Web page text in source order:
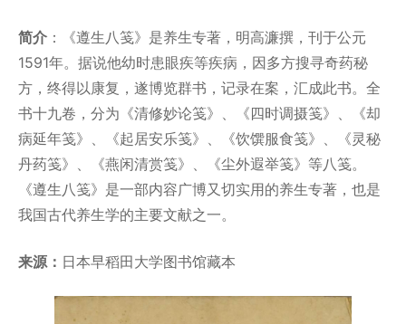
简介 ：《遵生八笺》是养生专著，明高濂撰，刊于公元
1591年。据说他幼时患眼疾等疾病，因多方搜寻奇药秘
方，终得以康复，遂博览群书，记录在案，汇成此书。全
书十九卷，分为《清修妙论笺》、《四时调摄笺》、《却
病延年笺》、《起居安乐笺》、《饮馔服食笺》、《灵秘
丹药笺》、《燕闲清赏笺》、《尘外遐举笺》等八笺。
《遵生八笺》是一部内容广博又切实用的养生专著，也是
我国古代养生学的主要文献之一。
来源： 日本早稻田大学图书馆藏本